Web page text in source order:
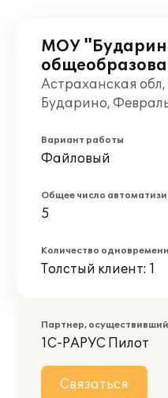
МОУ
Астраханская
Бударино,
Вариант работы
Файловый
Общее число
5
Количество
Толстый клиент: 1
Партнер,
1С-РАРУС Пилот
Связаться